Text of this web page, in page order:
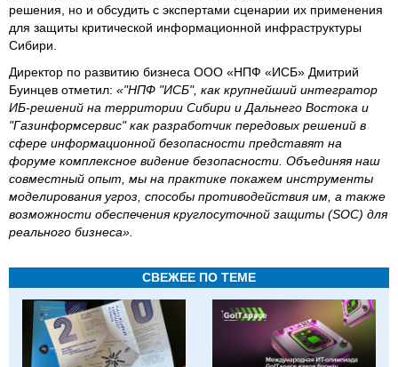
решения, но и обсудить с экспертами сценарии их применения
для защиты критической информационной инфраструктуры
Сибири.
Директор по развитию бизнеса ООО «НПФ «ИСБ» Дмитрий
Буинцев отметил: «"НПФ "ИСБ", как крупнейший интегратор
ИБ-решений на территории Сибири и Дальнего Востока и
"Газинформсервис" как разработчик передовых решений в
сфере информационной безопасности представят на
форуме комплексное видение безопасности. Объединяя наш
совместный опыт, мы на практике покажем инструменты
моделирования угроз, способы противодействия им, а также
возможности обеспечения круглосуточной защиты (SOC) для
реального бизнеса».
СВЕЖЕЕ ПО ТЕМЕ